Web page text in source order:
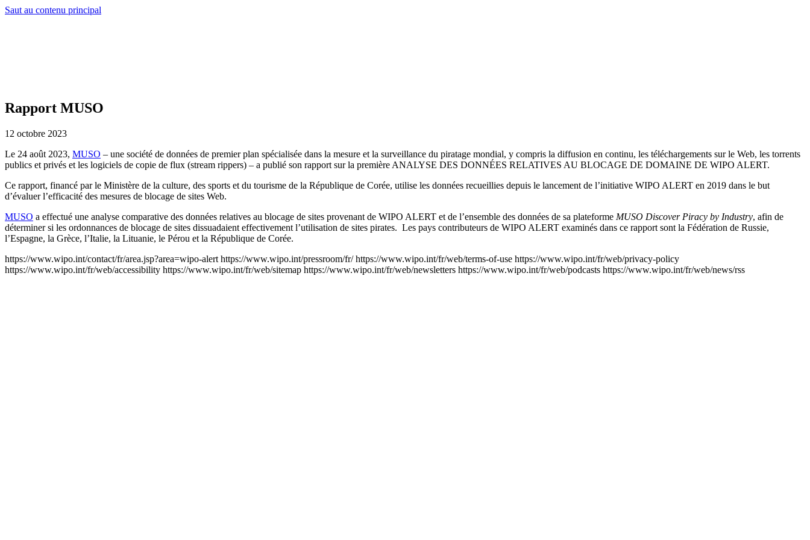
Saut au contenu principal
Rapport MUSO
12 octobre 2023
Le 24 août 2023, MUSO – une société de données de premier plan spécialisée dans la mesure et la surveillance du piratage mondial, y compris la diffusion en continu, les téléchargements sur le Web, les torrents
publics et privés et les logiciels de copie de flux (stream rippers) – a publié son rapport sur la première ANALYSE DES DONNÉES RELATIVES AU BLOCAGE DE DOMAINE DE WIPO ALERT.
Ce rapport, financé par le Ministère de la culture, des sports et du tourisme de la République de Corée, utilise les données recueillies depuis le lancement de l’initiative WIPO ALERT en 2019 dans le but
d’évaluer l’efficacité des mesures de blocage de sites Web.
MUSO a effectué une analyse comparative des données relatives au blocage de sites provenant de WIPO ALERT et de l’ensemble des données de sa plateforme MUSO Discover Piracy by Industry, afin de
déterminer si les ordonnances de blocage de sites dissuadaient effectivement l’utilisation de sites pirates. Les pays contributeurs de WIPO ALERT examinés dans ce rapport sont la Fédération de Russie,
l’Espagne, la Grèce, l’Italie, la Lituanie, le Pérou et la République de Corée.
https://www.wipo.int/contact/fr/area.jsp?area=wipo-alert https://www.wipo.int/pressroom/fr/ https://www.wipo.int/fr/web/terms-of-use https://www.wipo.int/fr/web/privacy-policy
https://www.wipo.int/fr/web/accessibility https://www.wipo.int/fr/web/sitemap https://www.wipo.int/fr/web/newsletters https://www.wipo.int/fr/web/podcasts https://www.wipo.int/fr/web/news/rss